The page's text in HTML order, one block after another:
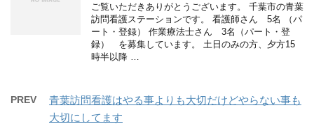
ご覧いただきありがとうございます。 千葉市の青葉
訪問看護ステーションです。 看護師さん 5名 （パ
ート・登録） 作業療法士さん 3名（パート・登
録） を募集しています。 土日のみの方、夕方15
時半以降 …
PREV
青葉訪問看護はやる事よりも大切だけどやらない事も
大切にしてます